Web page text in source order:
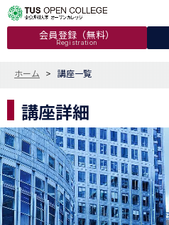
会員登録（無料）
Registration
ホーム 講座一覧
講座詳細